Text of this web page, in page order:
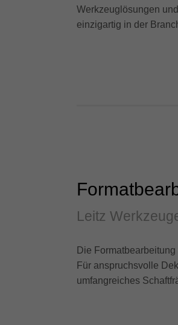
Werkzeuglösungen
einzigartig in der
Leitz
Die
Für anspruchsvolle
umfangreiches